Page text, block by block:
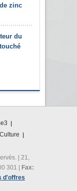
zinc
du
Culture
| 21,
301 |
Fax:
d'offres